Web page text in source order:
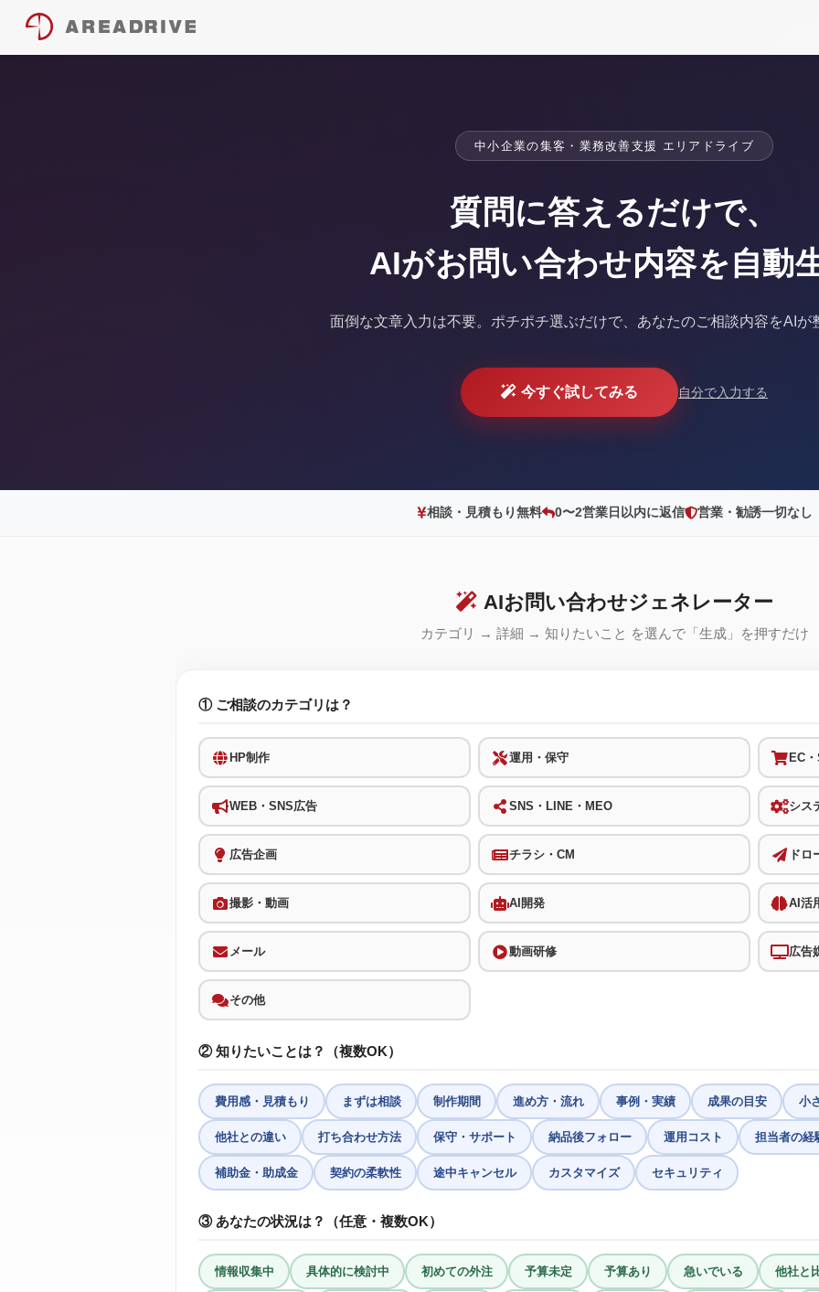
中小企業の集客・業務改善支援 エリアドライブ
質問に答えるだけで、
AIがお問い合わせ内容を自動
面倒な文章入力は不要。 ポチポチ選ぶだけで、あなたのご相談内容をAIが
今すぐ試してみる 自分で入力する
相談・見積もり無料 0〜2営業日以内に返信 営業・勧誘一切なし
AIお問い合わせジェネレーター
カテゴリ → 詳細 → 知りたいこと を選んで「生成」を押すだけ
① ご相談のカテゴリは？
HP制作 運用・保守 EC
WEB・SNS広告 SNS・LINE・MEO シス
広告企画 チラシ・CM ドロ
撮影・動画 AI開発 AI活
メール 動画研修 広告
その他
② 知りたいことは？（複数OK）
費用感・見積もり まずは相談 制作期間 進め方・流れ 事例・実績 成果の目安 小
他社との違い 打ち合わせ方法 保守・サポート 納品後フォロー 運用コスト 担当者の経
補助金・助成金 契約の柔軟性 途中キャンセル カスタマイズ セキュリティ
③ あなたの状況は？（任意・複数OK）
情報収集中 具体的に検討中 初めての外注 予算未定 予算あり 急いでいる 他社と